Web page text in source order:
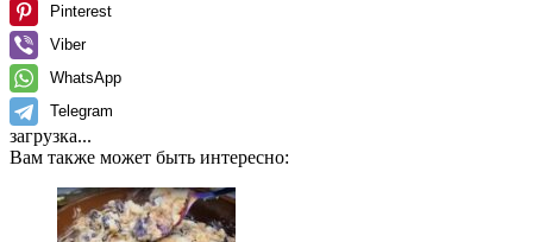
Pinterest
Viber
WhatsApp
Telegram
загрузка...
Вам также может быть интересно: